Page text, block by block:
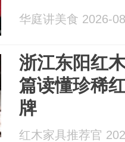
华庭讲美食 2026-
浙江东阳红
篇读懂珍稀
牌
红木家具推荐官